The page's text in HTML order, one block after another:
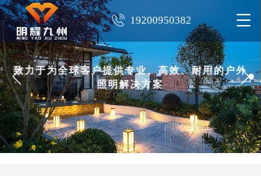
T
g
l
e
n
a
v
i
19200950382
致力于为全球客户提供专业、高效、耐用的户外
照明解决方案